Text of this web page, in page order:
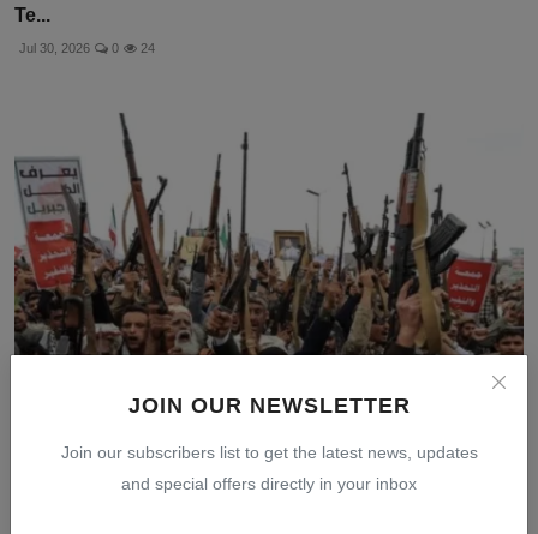
JOIN OUR NEWSLETTER
Join our subscribers list to get the latest news, updates
and special offers directly in your inbox
Te...
Jul 30, 2026 0 24
Besar ...
11